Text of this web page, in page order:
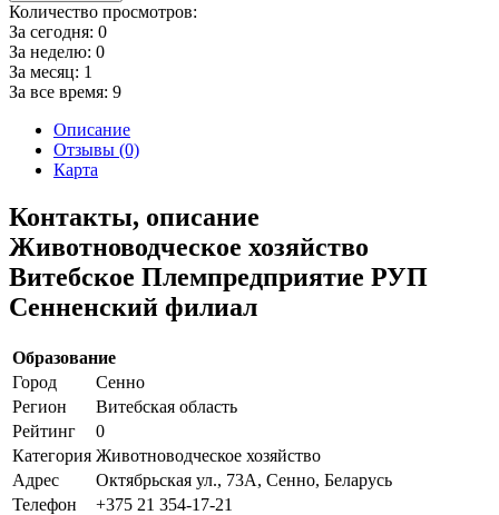
Количество просмотров:
За сегодня: 0
За неделю: 0
За месяц: 1
За все время: 9
Описание
Отзывы (0)
Карта
Контакты, описание
Животноводческое хозяйство
Витебское Племпредприятие РУП
Сенненский филиал
Образование
Город
Сенно
Регион
Витебская область
Рейтинг
0
Категория Животноводческое хозяйство
Адрес
Октябрьская ул., 73А, Сенно, Беларусь
Телефон
+375 21 354-17-21